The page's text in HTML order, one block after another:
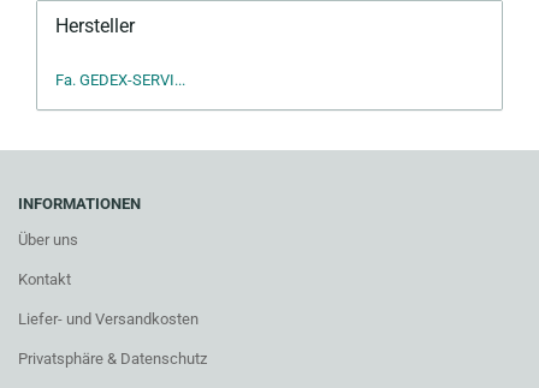
Hersteller
Fa. GEDEX-SERVI...
INFORMATIONEN
Über uns
Kontakt
Liefer- und Versandkosten
Privatsphäre & Datenschutz